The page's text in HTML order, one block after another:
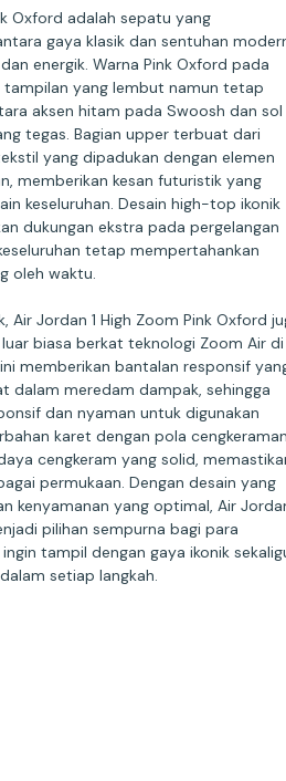
Oxford adalah sepatu yang
gaya klasik dan sentuhan
energik. Warna Pink Oxford pada
yang lembut namun tetap
aksen hitam pada Swoosh dan sol
tegas. Bagian upper terbuat dari
yang dipadukan dengan elemen
memberikan kesan futuristik yang
keseluruhan. Desain high-top ikonik
dukungan ekstra pada pergelangan
tetap mempertahankan
oleh waktu.
Air Jordan 1 High Zoom Pink Oxford
biasa berkat teknologi Zoom Air di
memberikan bantalan responsif
dalam meredam dampak, sehingga
dan nyaman untuk digunakan
karet dengan pola
cengkeram yang solid,
permukaan. Dengan desain yang
kenyamanan yang optimal, Air
pilihan sempurna bagi para
tampil dengan gaya ikonik
setiap langkah.